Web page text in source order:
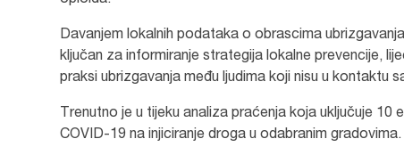
Davanjem lokalnih podataka o obrascima
ključan za informiranje strategija lokalne prevencije,
praksi ubrizgavanja među ljudima koji nisu u kontaktu
Trenutno je u tijeku analiza praćenja koja uključuje
COVID-19 na injiciranje droga u odabranim gradovima.